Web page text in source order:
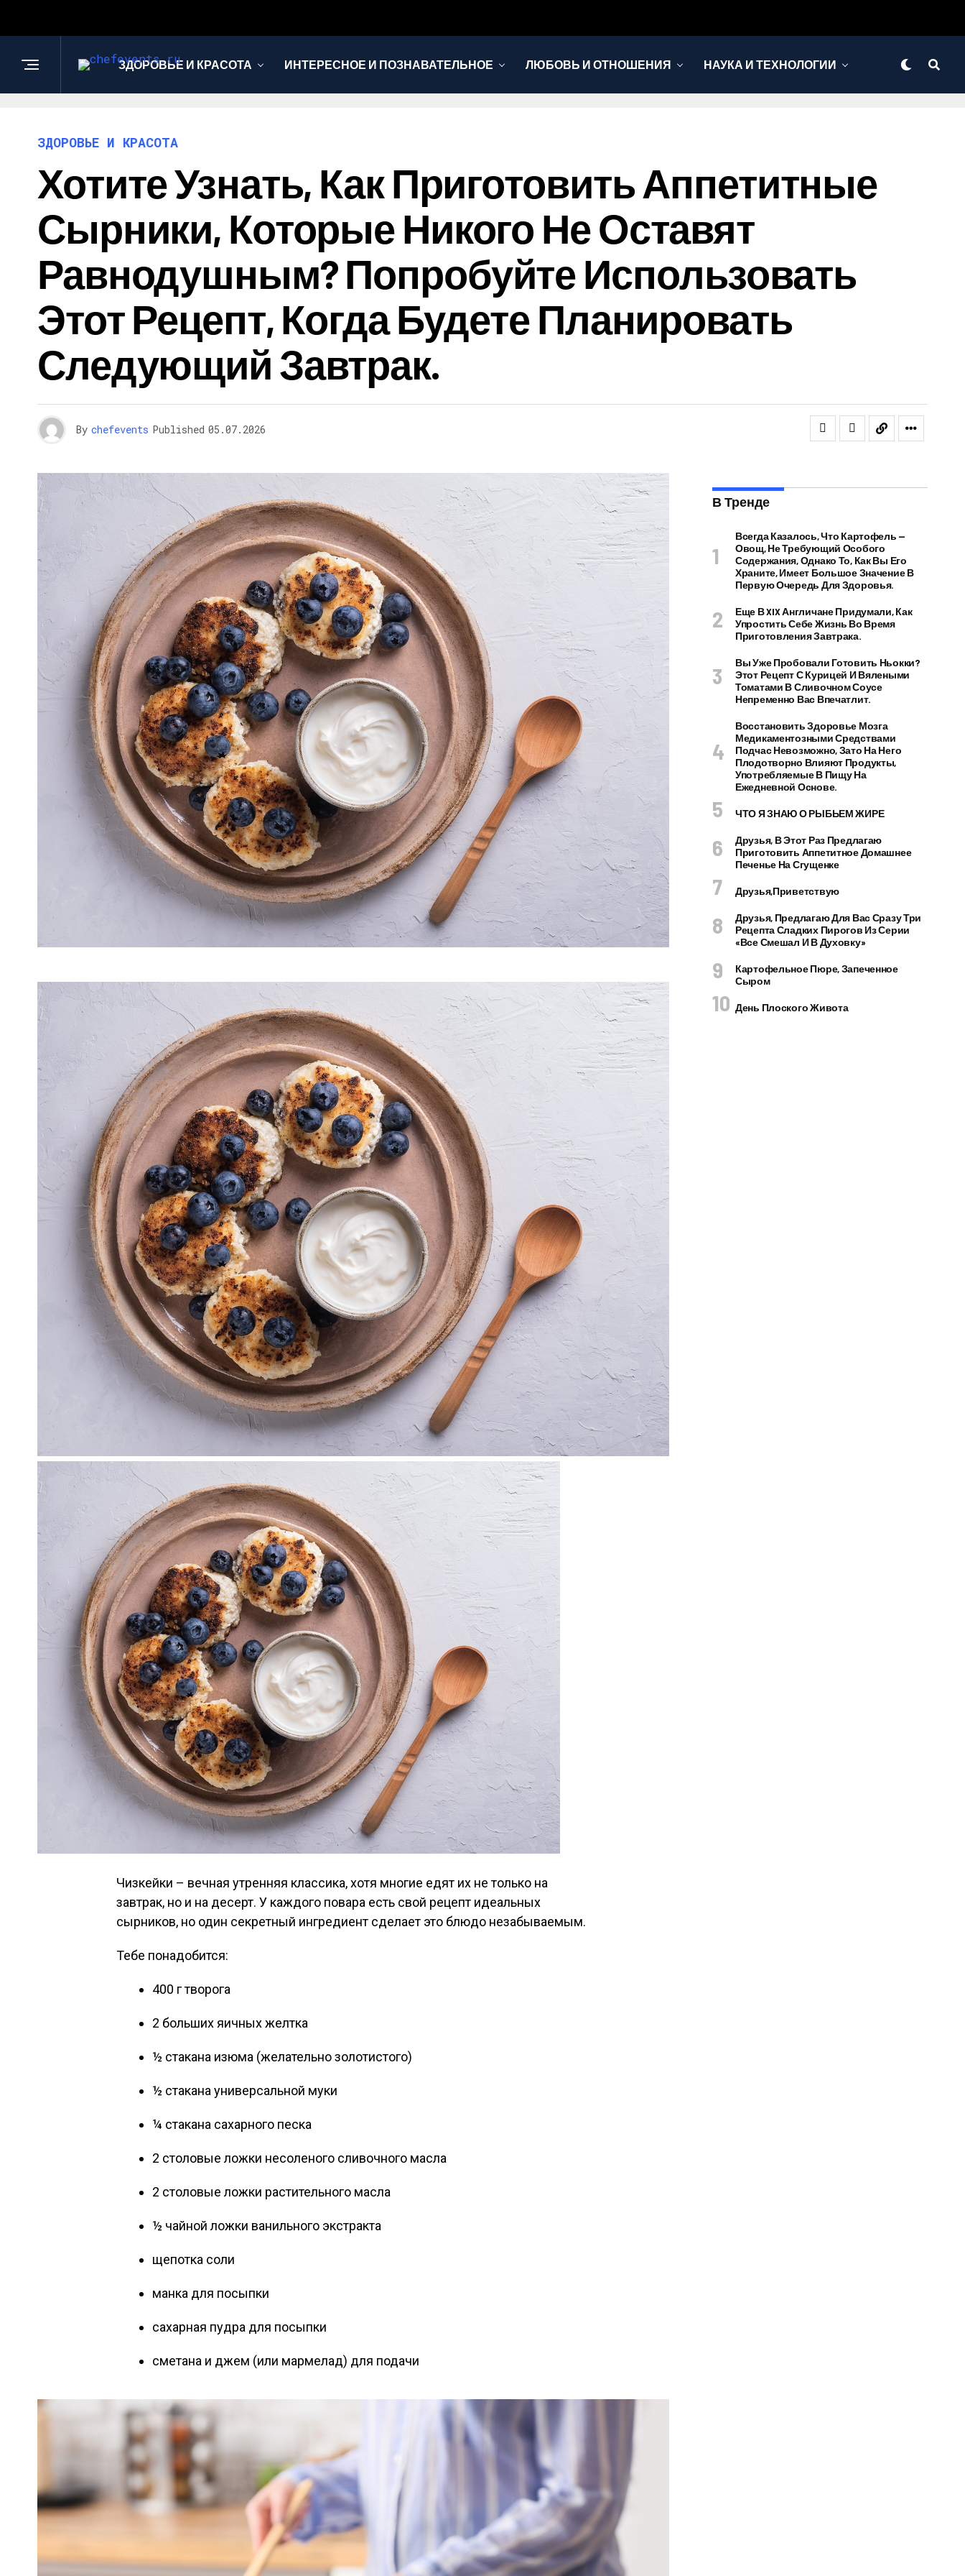
ЗДОРОВЬЕ И КРАСОТА ИНТЕРЕСНОЕ И ПОЗНАВАТЕЛЬНОЕ ЛЮБОВЬ И ОТНОШЕНИЯ НАУКА И ТЕХНОЛОГИИ
ЗДОРОВЬЕ И КРАСОТА
Хотите Узнать, Как Приготовить Аппетитные
Сырники, Которые Никого Не Оставят
Равнодушным? Попробуйте Использовать
Этот Рецепт, Когда Будете Планировать
Следующий Завтрак.
By chefevents Published 05.07.2026
Чизкейки – вечная утренняя классика, хотя многие едят их не только на
завтрак, но и на десерт. У каждого повара есть свой рецепт идеальных
сырников, но один секретный ингредиент сделает это блюдо незабываемым.
Тебе понадобится:
400 г творога
2 больших яичных желтка
½ стакана изюма (желательно золотистого)
½ стакана универсальной муки
¼ стакана сахарного песка
2 столовые ложки несоленого сливочного масла
2 столовые ложки растительного масла
½ чайной ложки ванильного экстракта
щепотка соли
манка для посыпки
сахарная пудра для посыпки
сметана и джем (или мармелад) для подачи
В Тренде
Всегда Казалось, Что Картофель —
Овощ, Не Требующий Особого
Содержания, Однако То, Как Вы Его
Храните, Имеет Большое Значение В
Первую Очередь Для Здоровья.
Еще В XIX Англичане Придумали, Как
Упростить Себе Жизнь Во Время
Приготовления Завтрака.
Вы Уже Пробовали Готовить Ньокки?
Этот Рецепт С Курицей И Вялеными
Томатами В Сливочном Соусе
Непременно Вас Впечатлит.
Восстановить Здоровье Мозга
Медикаментозными Средствами
Подчас Невозможно, Зато На Него
Плодотворно Влияют Продукты,
Употребляемые В Пищу На
Ежедневной Основе.
ЧТО Я ЗНАЮ О РЫБЬЕМ ЖИРЕ
Друзья, В Этот Раз Предлагаю
Приготовить Аппетитное Домашнее
Печенье На Сгущенке
Друзья,приветствую
Друзья, Предлагаю Для Вас Сразу Три
Рецепта Сладких Пирогов Из Серии
«все Смешал И В Духовку»
Картофельное Пюре, Запеченное
Сыром
День Плоского Живота